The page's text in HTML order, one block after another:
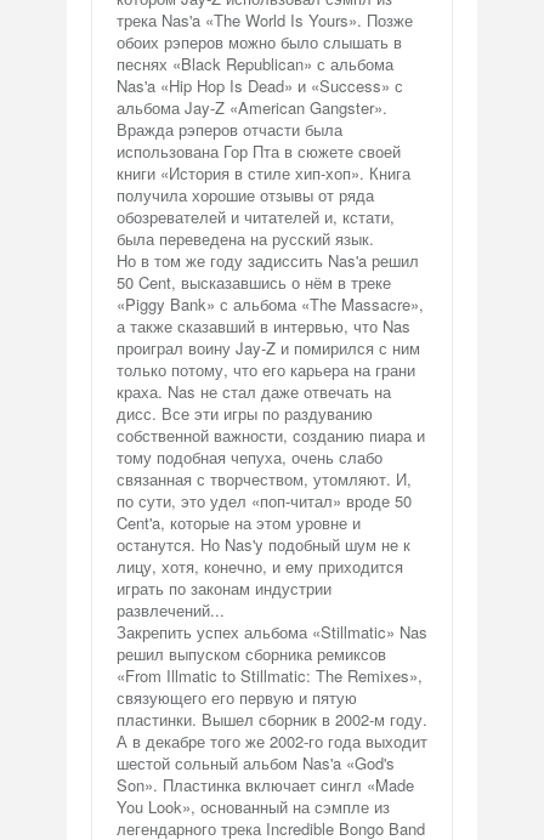
трека Nas'a «The World Is Yours». Позже
обоих рэперов можно было слышать в
песнях «Black Republican» с альбома
Nas'a «Hip Hop Is Dead» и «Success» с
альбома Jay-Z «American Gangster».
Вражда рэперов отчасти была
использована Гор Пта в сюжете своей
книги «История в стиле хип-хоп». Книга
получила хорошие отзывы от ряда
обозревателей и читателей и, кстати,
была переведена на русский язык.
Но в том же году задиссить Nas'a решил
50 Cent, высказавшись о нём в треке
«Piggy Bank» с альбома «The Massacre»,
а также сказавший в интервью, что Nas
проиграл воину Jay-Z и помирился с ним
только потому, что его карьера на грани
краха. Nas не стал даже отвечать на
дисс. Все эти игры по раздуванию
собственной важности, созданию пиара и
тому подобная чепуха, очень слабо
связанная с творчеством, утомляют. И,
по сути, это удел «поп-читал» вроде 50
Cent'a, которые на этом уровне и
останутся. Но Nas'y подобный шум не к
лицу, хотя, конечно, и ему приходится
играть по законам индустрии
развлечений...
Закрепить успех альбома «Stillmatic» Nas
решил выпуском сборника ремиксов
«From Illmatic to Stillmatic: The Remixes»,
связующего его первую и пятую
пластинки. Вышел сборник в 2002-м году.
А в декабре того же 2002-го года выходит
шестой сольный альбом Nas'a «God's
Son». Пластинка включает сингл «Made
You Look», основанный на сэмпле из
легендарного трека Incredible Bongo Band